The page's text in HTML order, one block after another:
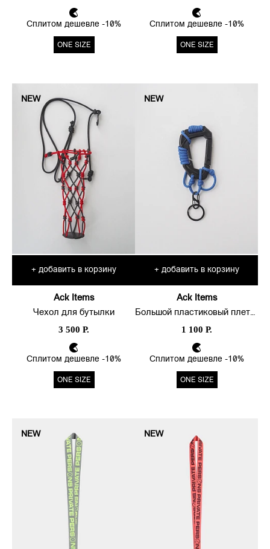
Сплитом дешевле -10%
ONE SIZE
Сплитом дешевле -10%
ONE SIZE
NEW
+ добавить в корзину
Ack Items
Чехол для бутылки
3 500 Р.
Сплитом дешевле -10%
ONE SIZE
NEW
+ добавить в корзину
Ack Items
Большой пластиковый плетеный карабин
1 100 Р.
Сплитом дешевле -10%
ONE SIZE
NEW NEW